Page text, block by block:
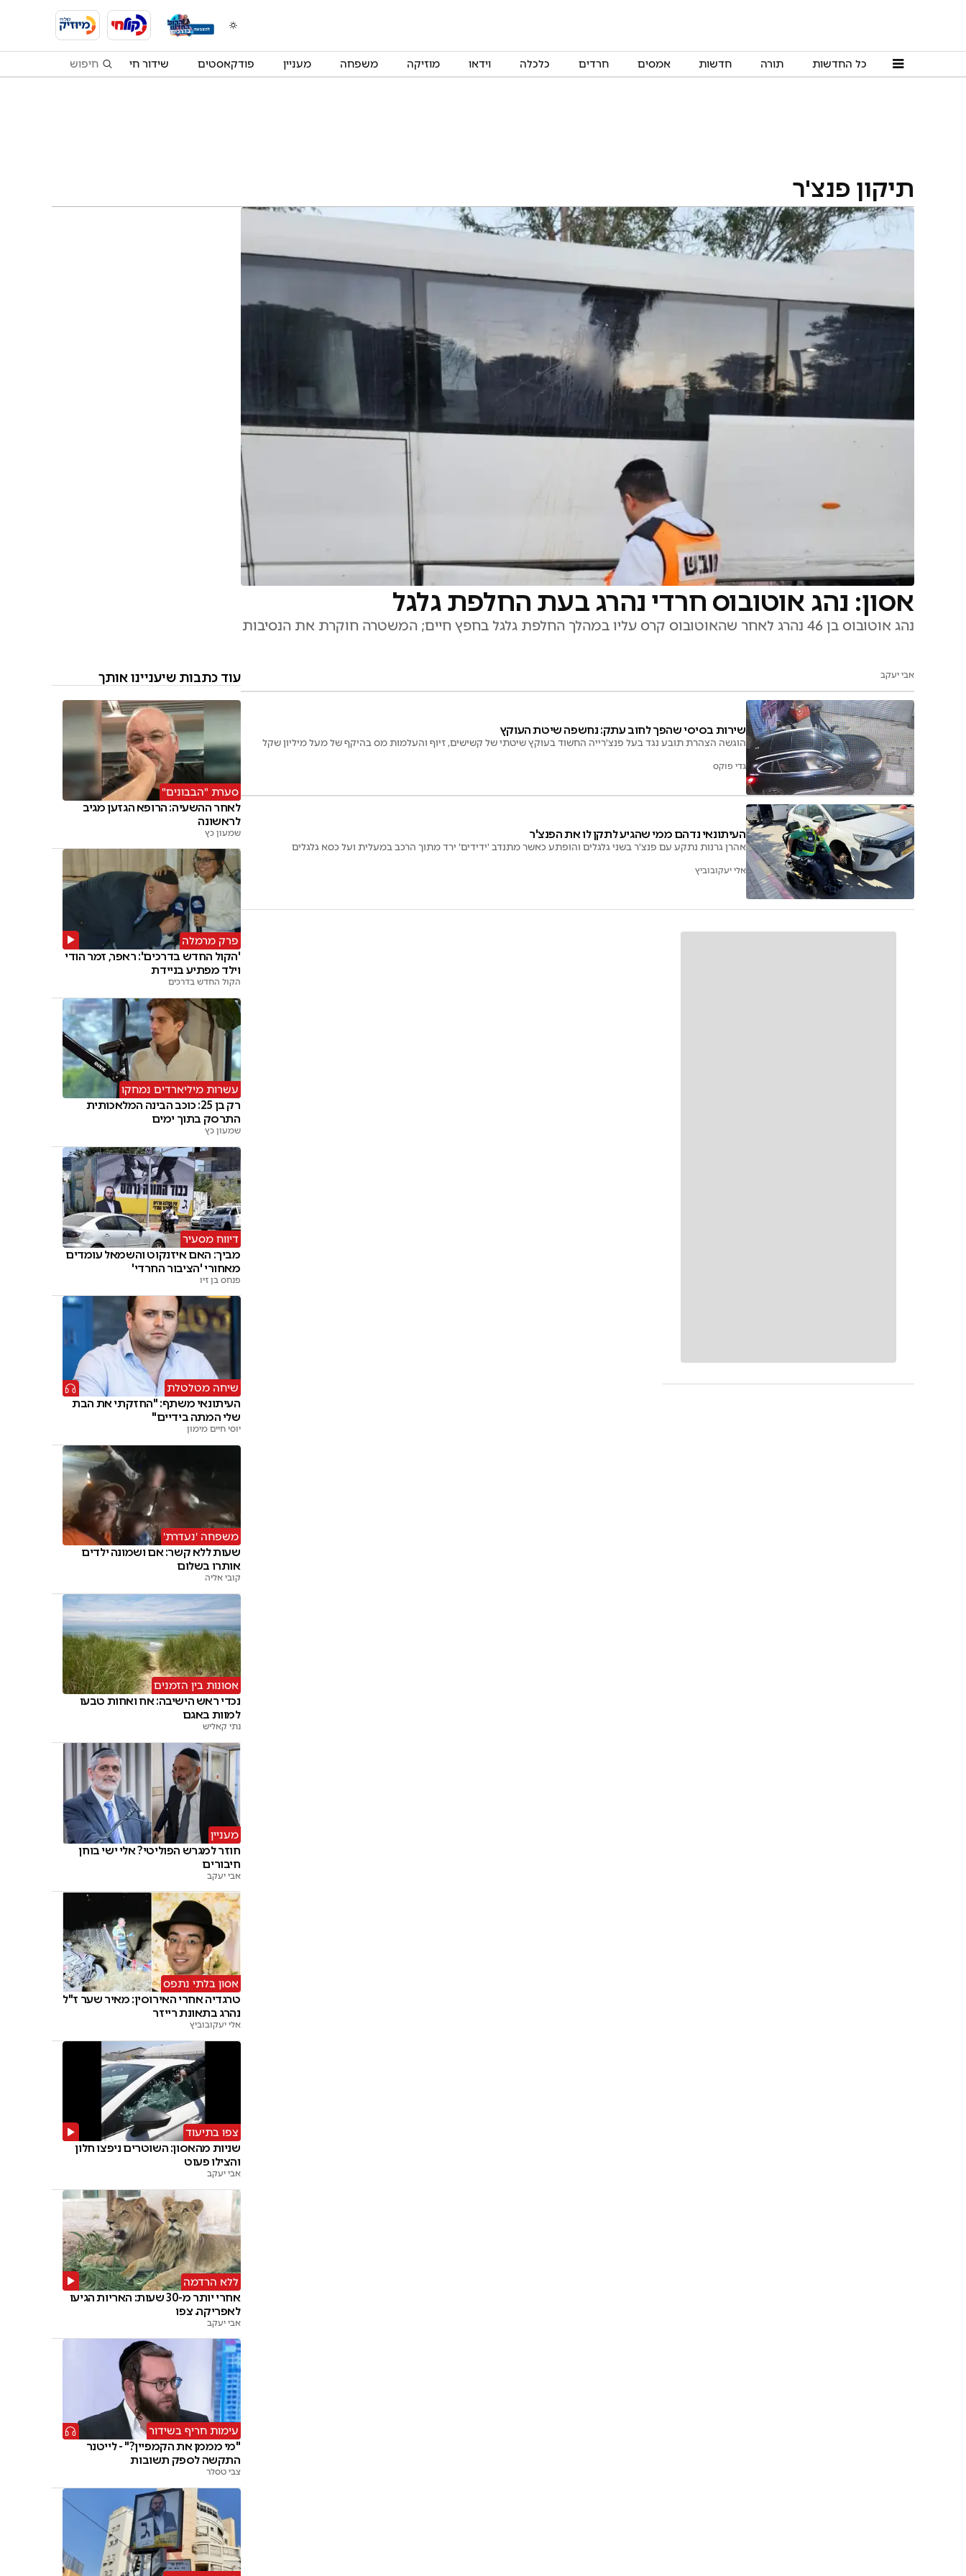
כל החדשות תורה חדשות אמסים חרדים כלכלה וידאו מוזיקה משפחה מעניין פודקאסטים שידור חי
תיקון פנצ'ר
אסון: נהג אוטובוס חרדי נהרג בעת החלפת גלגל
נהג אוטובוס בן 46 נהרג לאחר שהאוטובוס קרס עליו במהלך החלפת גלגל בחפץ חיים; המשטרה חוקרת את הנסיבות
אבי יעקב
שירות בסיסי שהפך לחוב עתק: נחשפה שיטת העוקץ
הוגשה הצהרת תובע נגד בעל פנצ'רייה החשוד בעוקץ שיטתי של קשישים, זיוף והעלמות מס בהיקף של מעל מיליון שקל
גדי פוקס
העיתונאי נדהם ממי שהגיע לתקן לו את הפנצ'ר
אהרן גרנות נתקע עם פנצ'ר בשני גלגלים והופתע כאשר מתנדב 'ידידים' ירד מתוך הרכב במעלית ועל כסא גלגלים
אלי יעקובוביץ
עוד כתבות שיעניינו אותך
סערת "הבבונים"
לאחר ההשעיה: הרופא הגזען מגיב
לראשונה
שמעון כץ
פרק מרמלה
'הקול החדש בדרכים': ראפר, זמר הודי
וילד מפתיע בניידת
הקול החדש בדרכים
עשרות מיליארדים נמחקו
רק בן 25: כוכב הבינה המלאכותית
התרסק בתוך ימים
שמעון כץ
דיווח מסעיר
מביך: האם איזנקוט והשמאל עומדים
מאחורי 'הציבור החרדי'
פנחס בן זיו
שיחה מטלטלת
העיתונאי משתף: "החזקתי את הבת
שלי המתה בידיים"
יוסי חיים מימון
משפחה 'נעדרת'
שעות ללא קשר: אם ושמונה ילדים
אותרו בשלום
קובי אליה
אסונות בין הזמנים
נכדי ראש הישיבה: אח ואחות טבעו
למוות באגם
נתי קאליש
מעניין
חוזר למגרש הפוליטי? אלי ישי בוחן
חיבורים
אבי יעקב
אסון בלתי נתפס
טרגדיה אחרי האירוסין: מאיר שער ז"ל
נהרג בתאונת רייזר
אלי יעקובוביץ
צפו בתיעוד
שניות מהאסון: השוטרים ניפצו חלון
והצילו פעוט
אבי יעקב
ללא הרדמה
אחרי יותר מ-30 שעות: האריות הגיעו
לאפריקה. צפו
אבי יעקב
עימות חריף בשידור
"מי מממן את הקמפיין?" - לייטנר
התקשה לספק תשובות
צבי טסלר